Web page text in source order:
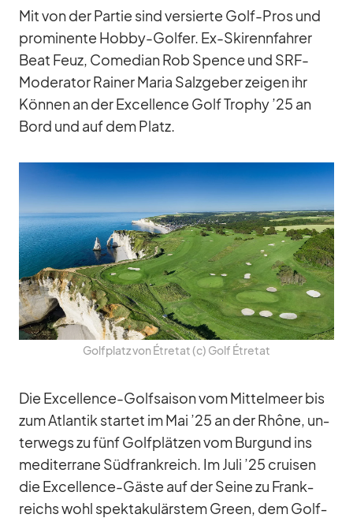
Mit von der Par­tie sind ver­sierte Golf-Pros und
pro­mi­nente Hobby-Gol­fer. Ex-Ski­renn­fah­rer
Beat Feuz, Co­me­dian Rob Spence und SRF-
Mo­de­ra­tor Rai­ner Ma­ria Salz­ge­ber zei­gen ihr
Kön­nen an der Ex­cel­lence Golf Tro­phy ’25 an
Bord und auf dem Platz.
Golf­platz von Étretat (c) Golf Étretat
Die Ex­cel­lence-Golf­sai­son vom Mit­tel­meer bis
zum At­lan­tik star­tet im Mai ’25 an der Rhône, un­
ter­wegs zu fünf Golf­plät­zen vom Bur­gund ins
me­di­ter­rane Süd­frank­reich. Im Juli ’25 crui­sen
die Ex­cel­lence-Gäste auf der Seine zu Frank­
reichs wohl spek­ta­ku­lärs­tem Green, dem Golf­